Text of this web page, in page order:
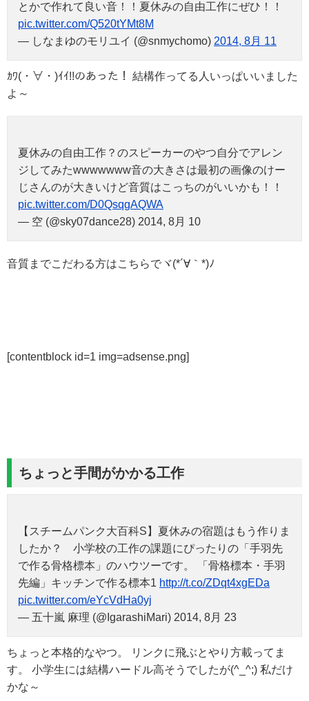
とかで作れて良い音！！夏休みの自由工作にぜひ！！
pic.twitter.com/Q520tYMt8M
— しなまゆのモリユイ (@snmychomo) 2014, 8月 11
ｶﾜ(・∀・)ｲｲ!!のあった！ 結構作ってる人いっぱいいました
よ～
夏休みの自由工作？のスピーカーのやつ自分でアレン
ジしてみたwwwwwww音の大きさは最初の画像のけー
じさんのが大きいけど音質はこっちのがいいかも！！
pic.twitter.com/D0QsqgAQWA
— 空 (@sky07dance28) 2014, 8月 10
音質までこだわる方はこちらでヾ(*´∀｀*)ﾉ
[contentblock id=1 img=adsense.png]
ちょっと手間がかかる工作
【スチームパンク大百科S】夏休みの宿題はもう作りま
したか？ 小学校の工作の課題にぴったりの「手羽先
で作る骨格標本」のハウツーです。 「骨格標本・手羽
先編」キッチンで作る標本1 http://t.co/ZDqt4xgEDa
pic.twitter.com/eYcVdHa0yj
— 五十嵐 麻理 (@IgarashiMari) 2014, 8月 23
ちょっと本格的なやつ。 リンクに飛ぶとやり方載ってま
す。 小学生には結構ハードル高そうでしたが(^_^;) 私だけ
かな～